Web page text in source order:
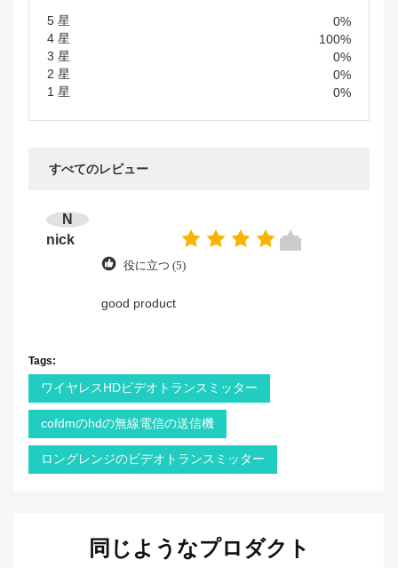
5 星
0%
4 星
100%
3 星
0%
2 星
0%
1 星
0%
すべてのレビュー
N
nick
役に立つ (5)
good product
Tags:
ワイヤレスHDビデオトランスミッター
cofdmのhdの無線電信の送信機
ロングレンジのビデオトランスミッター
同じようなプロダクト